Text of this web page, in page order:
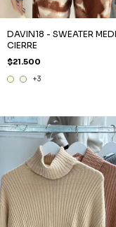
DAVIN18 - SWEATER
CIERRE
$21.500
+3